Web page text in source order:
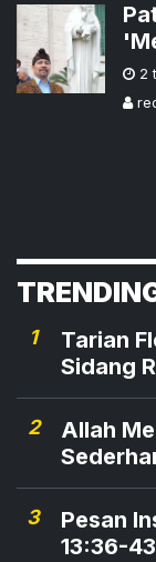
2
1
Tarian
Sidang
2
Allah
3
Pesan
13:36-